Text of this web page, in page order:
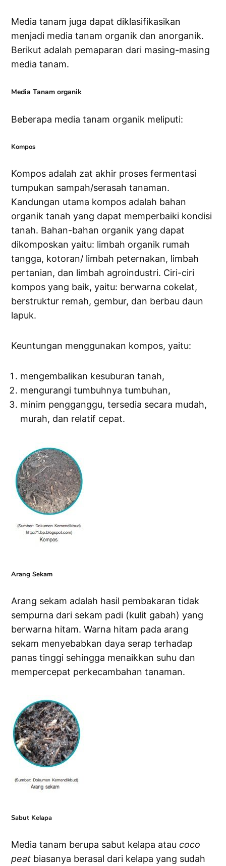
Media tanam juga dapat diklasifikasikan
menjadi media tanam organik dan anorganik.
Berikut adalah pemaparan dari masing-masing
media tanam.
Media Tanam organik
Beberapa media tanam organik meliputi:
Kompos
Kompos adalah zat akhir proses fermentasi
tumpukan sampah/serasah tanaman.
Kandungan utama kompos adalah bahan
organik tanah yang dapat memperbaiki kondisi
tanah. Bahan-bahan organik yang dapat
dikomposkan yaitu: limbah organik rumah
tangga, kotoran/ limbah peternakan, limbah
pertanian, dan limbah agroindustri. Ciri-ciri
kompos yang baik, yaitu: berwarna cokelat,
berstruktur remah, gembur, dan berbau daun
lapuk.
Keuntungan menggunakan kompos, yaitu:
mengembalikan kesuburan tanah,
mengurangi tumbuhnya tumbuhan,
minim pengganggu, tersedia secara mudah,
murah, dan relatif cepat.
Arang Sekam
Arang sekam adalah hasil pembakaran tidak
sempurna dari sekam padi (kulit gabah) yang
berwarna hitam. Warna hitam pada arang
sekam menyebabkan daya serap terhadap
panas tinggi sehingga menaikkan suhu dan
mempercepat perkecambahan tanaman.
Sabut Kelapa
Media tanam berupa sabut kelapa ataucoco
peat biasanya berasal dari kelapa yang sudah